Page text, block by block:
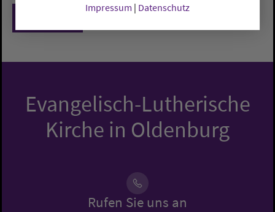
Evangelisch-Lutherische
Kirche in Oldenburg
Rufen Sie uns an
Impressum | Datenschutz